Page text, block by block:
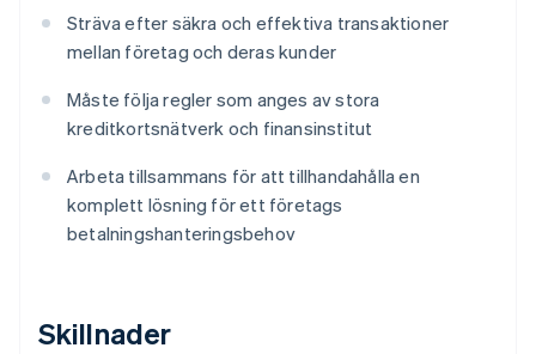
Sträva efter säkra och effektiva transaktioner
mellan företag och deras kunder
Måste följa regler som anges av stora
kreditkortsnätverk och finansinstitut
Arbeta tillsammans för att tillhandahålla en
komplett lösning för ett företags
betalningshanteringsbehov
Skillnader